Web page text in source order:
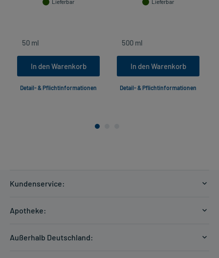
Lieferbar
In den Warenkorb
Detail- & Pflichtinformationen
Lieferbar
In den Warenkorb
Detail- & Pflichtinformationen
Kundenservice:
Apotheke:
Außerhalb Deutschland: